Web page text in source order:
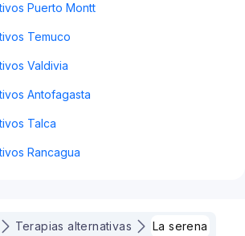
Puerto Montt
Temuco
Valdivia
Antofagasta
Talca
Rancagua
Terapias alternativas La serena